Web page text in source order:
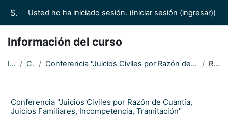
Suprema Corte de Justicia de la Nación/Casas de los Saberes Jurídicos Usted no ha iniciado sesión. (Iniciar sesión (ingresar))
Información del curso
Inicio Cursos Conferencia "Juicios Civiles por Razón de Cuantía, Juicios Familiares, Incompetencia, Tramitación" Resumen
Conferencia "Juicios Civiles por Razón de Cuantía,
Juicios Familiares, Incompetencia, Tramitación"